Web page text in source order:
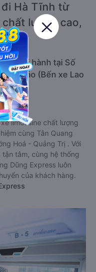
đi Hà Tĩnh từ
lượng cao,
khởi hành tại Số
Bảo (Bến xe Lao
limousine chất lượng
cùng Tân Quang
Hoá - Quảng Trị . Với
tâm, cùng hệ thống
Dũng Express luôn
của khách hàng.